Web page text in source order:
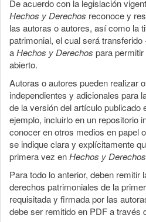
De acuerdo con la legislación
Hechos y Derechos reconoce y
las autoras o autores, así como la
patrimonial, el cual será
aHechos y Derechos para
abierto.
Autoras o autores pueden realizar
independientes y adicionales para
de la versión del artículo publicado
ejemplo, incluirlo en un repositorio
conocer en otros medios en papel
se indique clara y explícitamente
primera vez enHechos y Derechos
Para todo lo anterior, deben remitir
derechos patrimoniales de la
requisitada y firmada por las
debe ser remitido en PDF a través